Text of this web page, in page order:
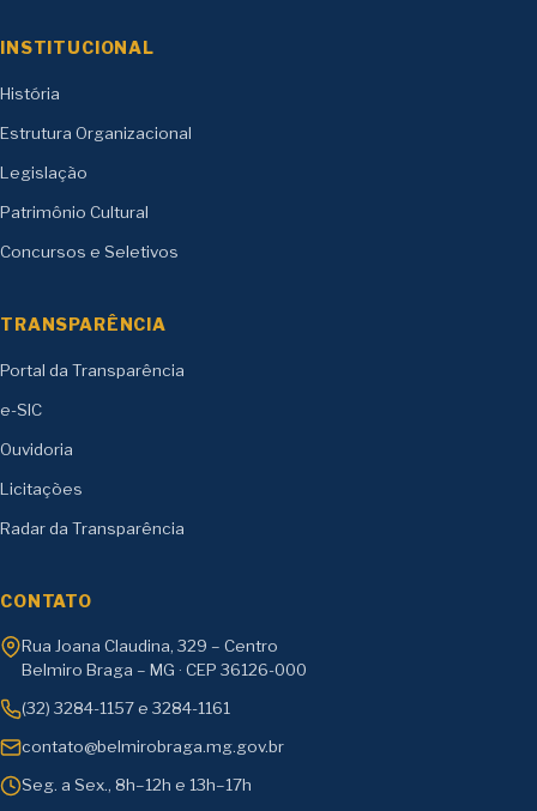
INSTITUCIONAL
História
Estrutura Organizacional
Legislação
Patrimônio Cultural
Concursos e Seletivos
TRANSPARÊNCIA
Portal da Transparência
e-SIC
Ouvidoria
Licitações
Radar da Transparência
CONTATO
Rua Joana Claudina, 329 – Centro
Belmiro Braga – MG · CEP 36126-000
(32) 3284-1157 e 3284-1161
contato@belmirobraga.mg.gov.br
Seg. a Sex., 8h–12h e 13h–17h